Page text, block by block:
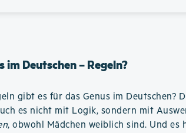
im Deutschen – Regeln?
gibt es für das Genus im Deutschen?
es nicht mit Logik, sondern mit
, obwohl Mädchen weiblich sind. Und es